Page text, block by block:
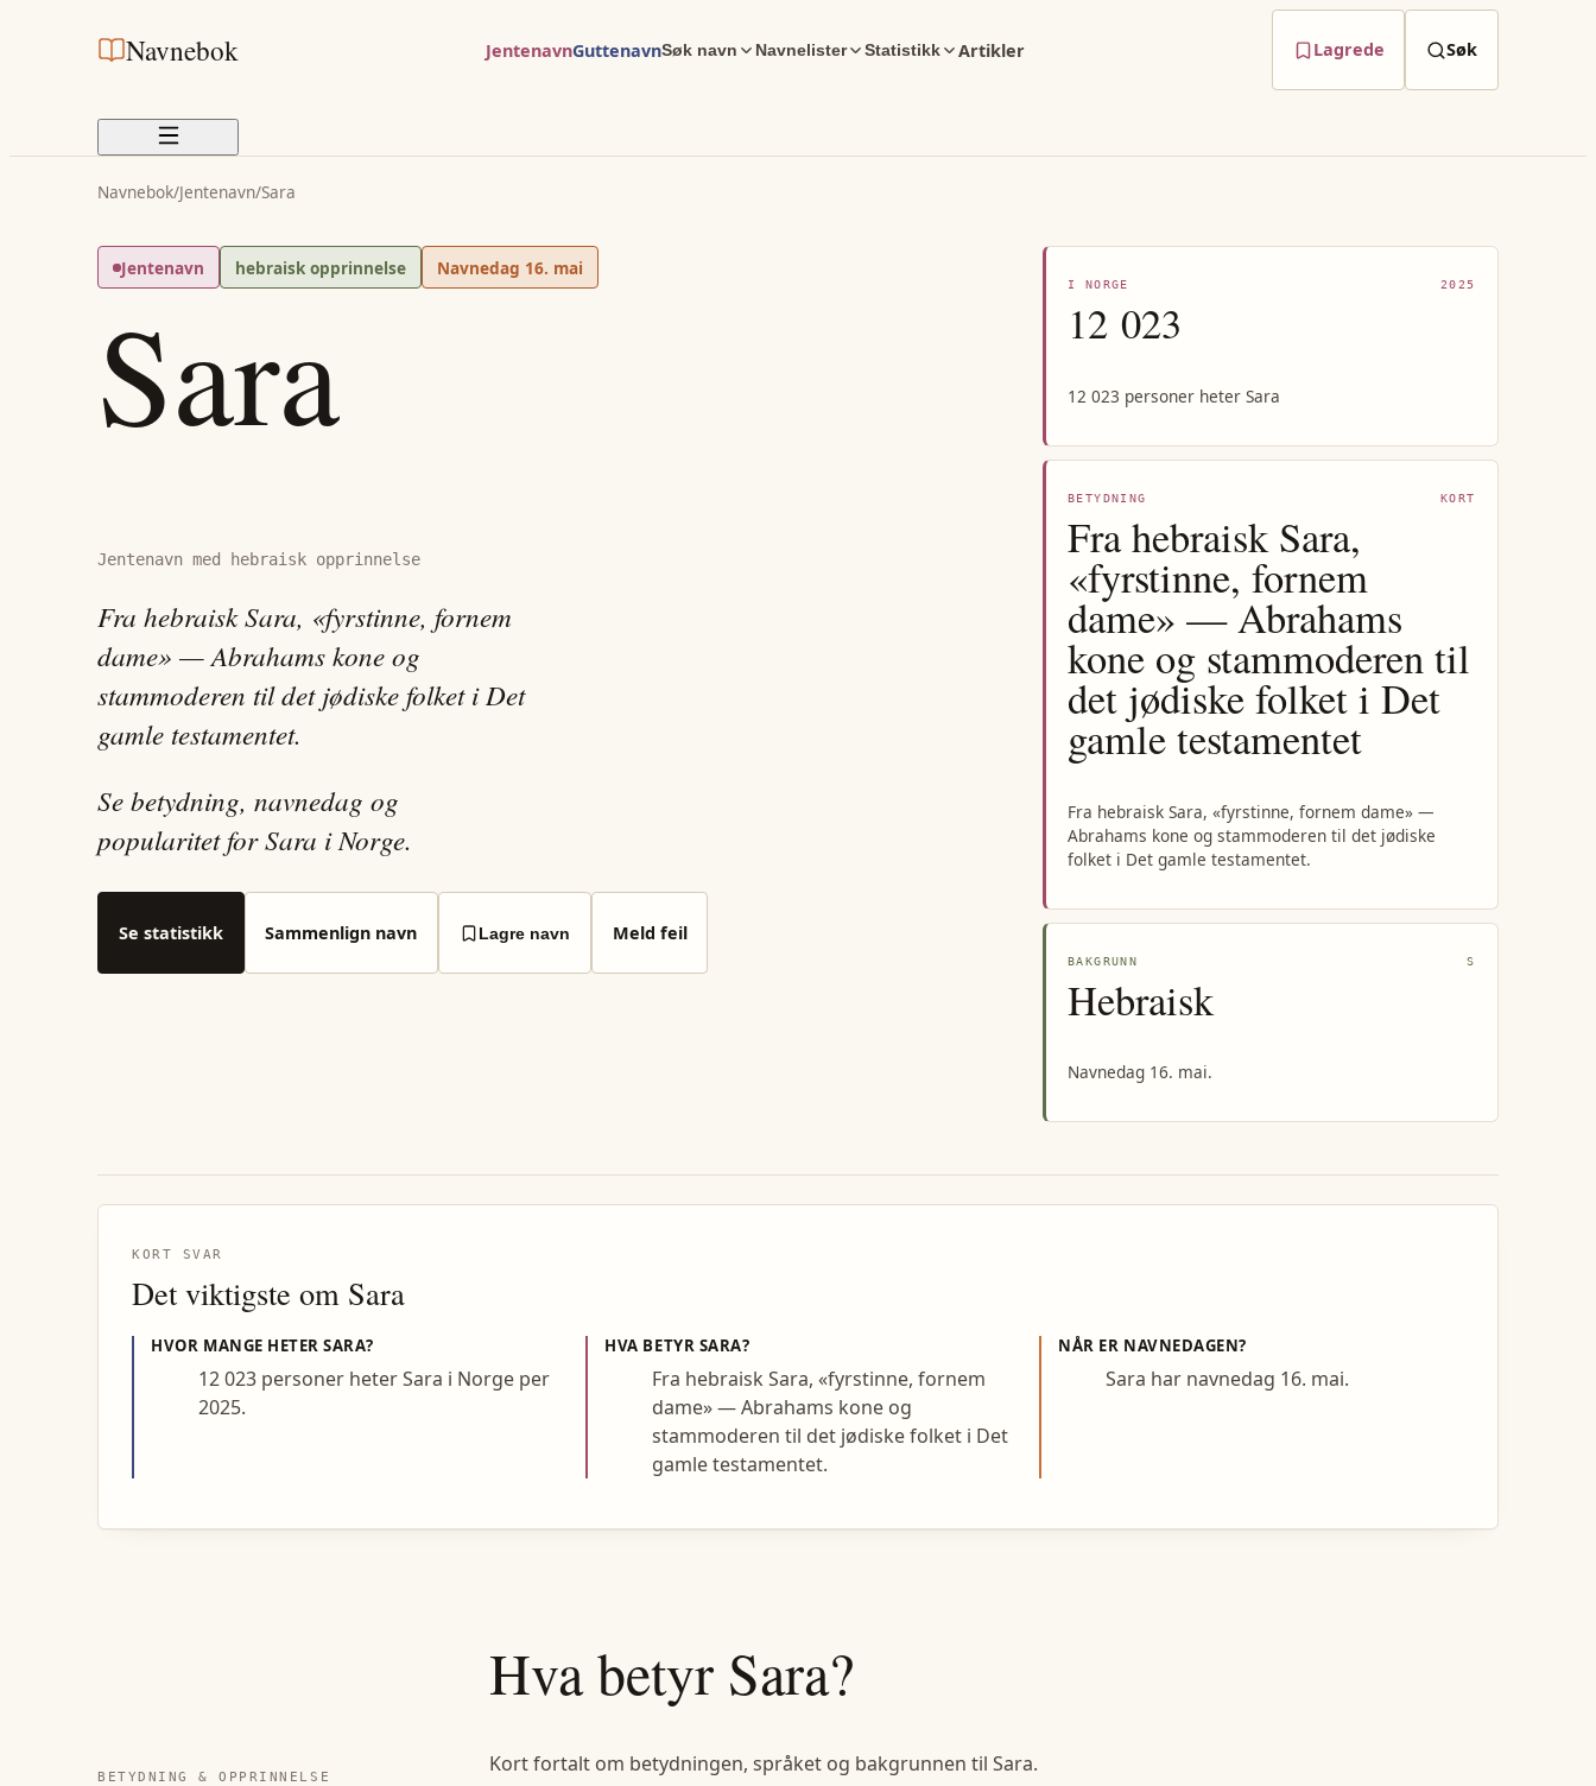
Navnebok JentenavnGuttenavnSøk navn Navnelister Statistikk Artikler Lagrede Søk
Navnebok/Jentenavn/Sara
Jentenavn hebraisk opprinnelse Navnedag 16. mai
Sara
Jentenavn med hebraisk opprinnelse
Fra hebraisk Sara, «fyrstinne, fornem
dame» — Abrahams kone og
stammoderen til det jødiske folket i Det
gamle testamentet.
Se betydning, navnedag og
popularitet for Sara i Norge.
Se statistikk Sammenlign navn Lagre navn Meld feil
I NORGE 2025
12 023
12 023 personer heter Sara
BETYDNING KORT
Fra hebraisk Sara,
«fyrstinne, fornem
dame» — Abrahams
kone og stammoderen til
det jødiske folket i Det
gamle testamentet
Fra hebraisk Sara, «fyrstinne, fornem dame» —
Abrahams kone og stammoderen til det jødiske
folket i Det gamle testamentet.
BAKGRUNN S
Hebraisk
Navnedag 16. mai.
KORT SVAR
Det viktigste om Sara
HVOR MANGE HETERSARA?
12 023 personer heter Sara i Norge per
2025.
HVA BETYR SARA?
Fra hebraisk Sara, «fyrstinne, fornem
dame» — Abrahams kone og
stammoderen til det jødiske folket i Det
gamle testamentet.
NÅR ER NAVNEDAGEN?
Sara har navnedag 16. mai.
BETYDNING & OPPRINNELSE
Hva betyr Sara?
Kort fortalt om betydningen, språket og bakgrunnen til Sara.